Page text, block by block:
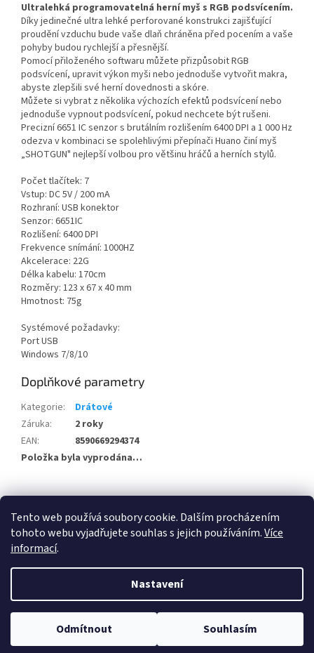
Tento web používá soubory cookie. Dalším procházením
tohoto webu vyjadřujete souhlas s jejich používáním.Více
informací.
Nastavení
Odmítnout Souhlasím
Ultralehká programovatelná herní myš s RGB podsvícením.
Díky jedinečné ultra lehké perforované konstrukci zajišťující
proudění vzduchu bude vaše dlaň chráněna před pocením a vaše
pohyby budou rychlejší a přesnější.
Pomocí přiloženého softwaru můžete přizpůsobit RGB
podsvícení, upravit výkon myši nebo jednoduše vytvořit makra,
abyste zlepšili své herní dovednosti a skóre.
Můžete si vybrat z několika výchozích efektů podsvícení nebo
jednoduše vypnout podsvícení, pokud nechcete být rušeni.
Precizní 6651 IC senzor s brutálním rozlišením 6400 DPI a 1 000 Hz
odezva v kombinaci se spolehlivými přepínači Huano činí myš
„SHOTGUN" nejlepší volbou pro většinu hráčů a herních stylů.
Počet tlačítek: 7
Vstup: DC 5V / 200 mA
Rozhraní: USB konektor
Senzor: 6651IC
Rozlišení: 6400 DPI
Frekvence snímání: 1000HZ
Akcelerace: 22G
Délka kabelu: 170cm
Rozměry: 123 x 67 x 40 mm
Hmotnost: 75g
Systémové požadavky:
Port USB
Windows 7/8/10
Doplňkové parametry
Kategorie:
Drátové
Záruka:
2 roky
EAN:
8590669294374
Položka byla vyprodána…
Z
100 % zákazníků Heureka.cz nás doporučuje! Zboží.cz Firmy.cz
Vytvořil Shoptet
Copyright 2026Elektro KVART . Všechna práva vyhrazena.